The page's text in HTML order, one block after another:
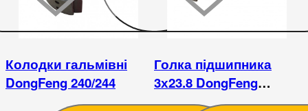
Колодки гальмівні
DongFeng 240/244
Голка підшипника
3х23.8 DongFeng
240/244